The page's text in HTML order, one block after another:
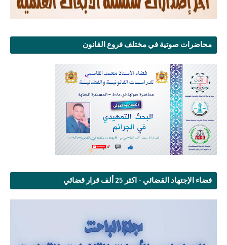
محاضرات صوتية في مختلف فروع القانون
فضاء الإجتهاد القضائي - اكثر 25 ألف قرار قضائي